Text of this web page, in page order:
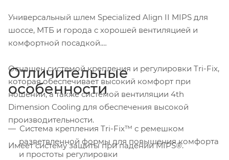
Универсальный шлем Specialized Align II MIPS для
шоссе, МТБ и города с хорошей вентиляцией и
комфортной посадкой.
Оснащен системой крепления и регулировки Tri-Fix,
которая обеспечивает высокий комфорт при
ношении, а также системой вентиляции 4th
Dimension Cooling для обеспечения высокой
производительности.
Имеет систему защиты при падении MIPS®.
Отличительные
особенности
Система крепления Tri-Fix™ с ремешком
разветвленной формы для повышения комфорта
и простоты регулировки